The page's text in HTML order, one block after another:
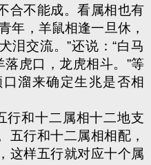
合不能成。看属相也有
年，羊鼠相逢一旦休，
泪交流。”还说：“白马
落虎口，龙虎相斗。”等
溜来确定生兆是否相
行和十二属相十二地支
五行和十二属相相配，
这样五行就对应十个属